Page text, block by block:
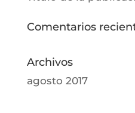
Comentarios
Archivos
agosto 2017